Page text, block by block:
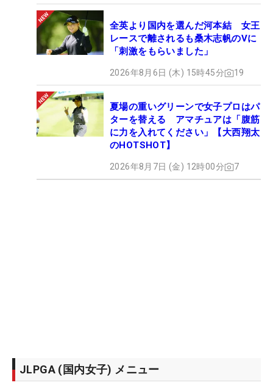
全英より国内を選んだ河本結 女王
レースで離されるも桑木志帆のVに
「刺激をもらいました」
2026年8月6日 (木) 15時45分 19
夏場の重いグリーンで女子プロはパ
ターを替える アマチュアは「腹筋
に力を入れてください」【大西翔太
のHOTSHOT】
2026年8月7日 (金) 12時00分 7
JLPGA (国内女子) メニュー